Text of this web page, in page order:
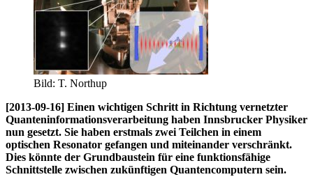
Bild: T. Northup
[2013-09-16] Einen wichtigen Schritt in Richtung vernetzter
Quanteninformationsverarbeitung haben Innsbrucker Physiker
nun gesetzt. Sie haben erstmals zwei Teilchen in einem
optischen Resonator gefangen und miteinander verschränkt.
Dies könnte der Grundbaustein für eine funktionsfähige
Schnittstelle zwischen zukünftigen Quantencomputern sein.